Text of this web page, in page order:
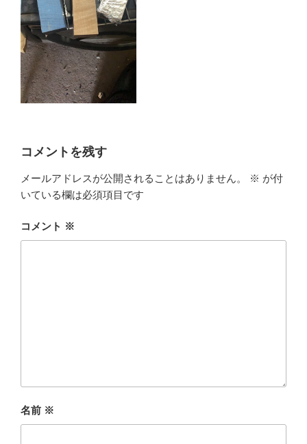
コメントを残す
メールアドレスが公開されることはありません。 ※ が付
いている欄は必須項目です
コメント ※
名前 ※